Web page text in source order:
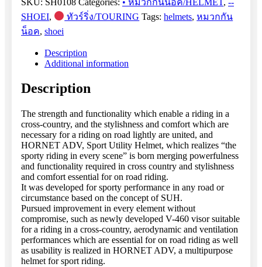
SHOEI, ทัวร์ริ่ง/TOURING Tags:helmets,หมวกกัน
น็อค, shoei
Description
Additional information
Description
The strength and functionality which enable a riding in a
cross-country, and the stylishness and comfort which are
necessary for a riding on road lightly are united, and
HORNET ADV, Sport Utility Helmet, which realizes “the
sporty riding in every scene” is born merging powerfulness
and functionality required in cross country and stylishness
and comfort essential for on road riding.
It was developed for sporty performance in any road or
circumstance based on the concept of SUH.
Pursued improvement in every element without
compromise, such as newly developed V-460 visor suitable
for a riding in a cross-country, aerodynamic and ventilation
performances which are essential for on road riding as well
as usability is realized in HORNET ADV, a multipurpose
helmet for sport riding.